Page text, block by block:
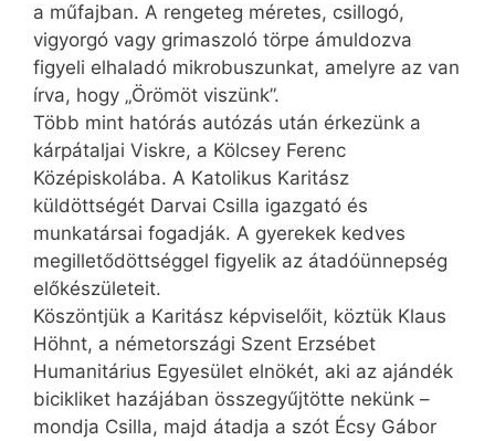
a műfajban. A rengeteg méretes, csillogó,
vigyorgó vagy grimaszoló törpe ámuldozva
figyeli elhaladó mikrobuszunkat, amelyre az van
írva, hogy „Örömöt viszünk”.
Több mint hatórás autózás után érkezünk a
kárpátaljai Viskre, a Kölcsey Ferenc
Középiskolába. A Katolikus Karitász
küldöttségét Darvai Csilla igazgató és
munkatársai fogadják. A gyerekek kedves
megilletődöttséggel figyelik az átadóünnepség
előkészületeit.
Köszöntjük a Karitász képviselőit, köztük Klaus
Höhnt, a németországi Szent Erzsébet
Humanitárius Egyesület elnökét, aki az ajándék
bicikliket hazájában összegyűjtötte nekünk –
mondja Csilla, majd átadja a szót Écsy Gábor